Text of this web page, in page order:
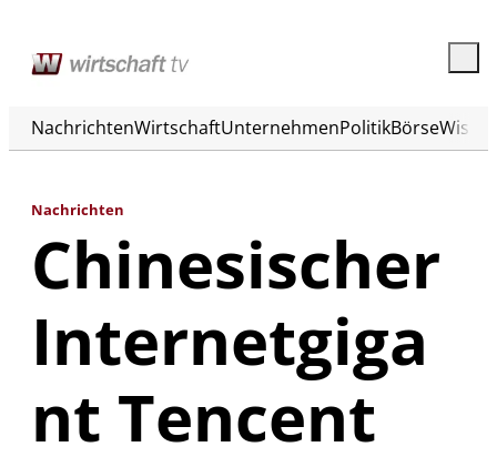
NachrichtenWirtschaftUnternehmenPolitikBörse
Nachrichten
Chinesischer
Internetgiga
nt Tencent